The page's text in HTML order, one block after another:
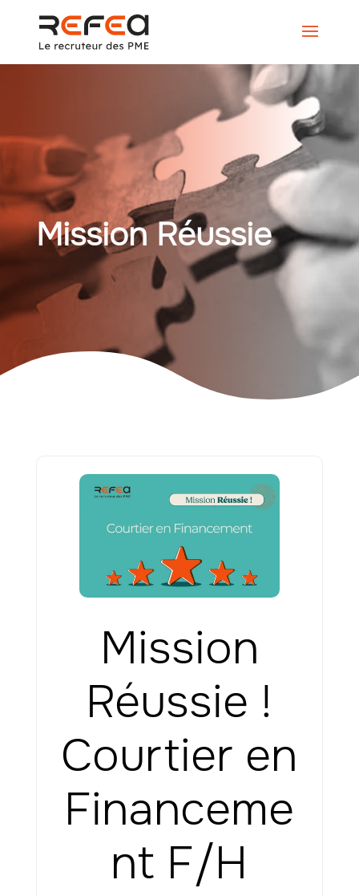
Mission Réussie
Mission
Réussie !
Courtier en
Financeme
nt F/H